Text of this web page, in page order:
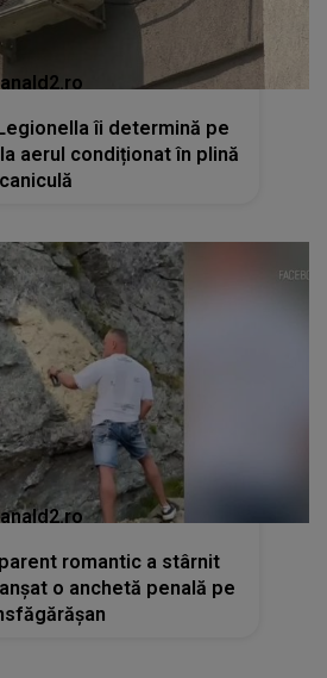
îi determină pe
aerul condiționat în plină
caniculă
romantic a stârnit
o anchetă penală pe